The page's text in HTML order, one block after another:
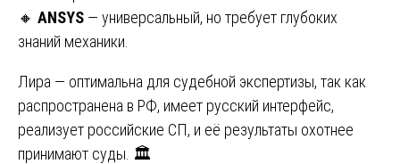
🔸 ANSYS — универсальный, но требует глубоких
знаний механики.
Лира — оптимальна для судебной экспертизы, так как
распространена в РФ, имеет русский интерфейс,
реализует российские СП, и её результаты охотнее
принимают суды. 🏛️